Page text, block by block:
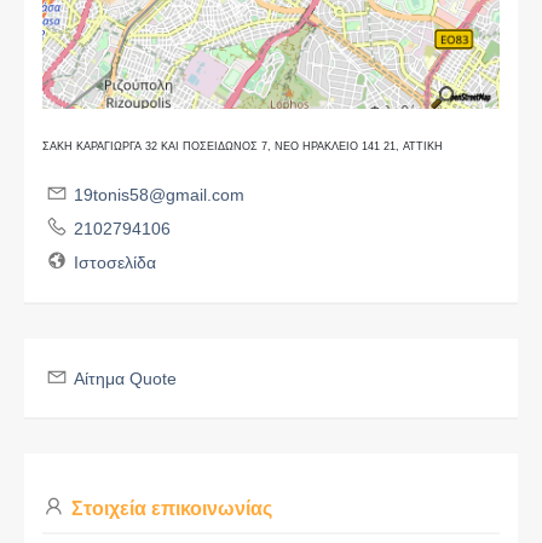
ΣΑΚΗ ΚΑΡΑΓΙΩΡΓΑ 32 ΚΑΙ ΠΟΣΕΙΔΩΝΟΣ 7, ΝΕΟ ΗΡΑΚΛΕΙΟ 141 21, ΑΤΤΙΚΗ
19tonis58@gmail.com
2102794106
Ιστοσελίδα
Αίτημα Quote
Στοιχεία επικοινωνίας